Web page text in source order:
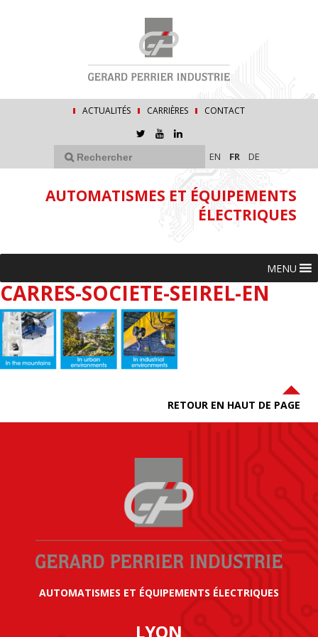
ACTUALITÉS CARRIÈRES CONTACT
EN FR DE
AUTOMATISMES ET ÉQUIPEMENTS
ÉLECTRIQUES
MENU
CARRES-SOCIETE-SEIREL-EN
RETOUR EN HAUT DE PAGE
AUTOMATISMES ET ÉQUIPEMENTS ÉLECTRIQUES
LYON